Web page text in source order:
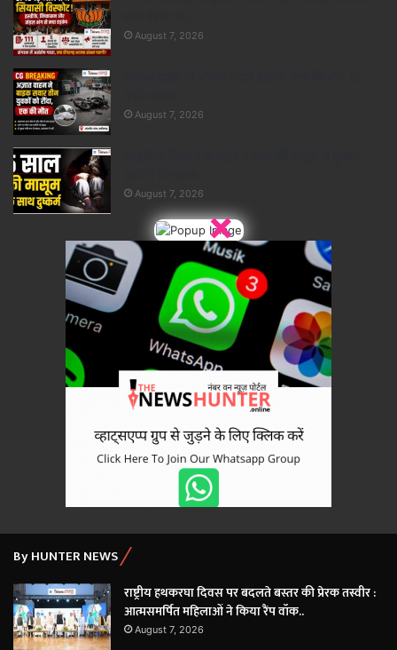
×
August 7, 2026
August 7, 2026
August 7, 2026
By HUNTER NEWS
राष्ट्रीय हथकरघा दिवस पर बदलते बस्तर की प्रेरक तस्वीर :
आत्मसमर्पित महिलाओं ने किया रैंप वॉक..
August 7, 2026